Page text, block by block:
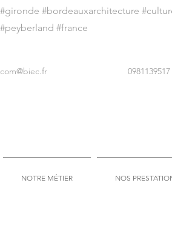
#gironde #bordeauxarchitecture
#peyberland #france
com@biec.fr 0981139517
NOTRE MÉTIER NOS